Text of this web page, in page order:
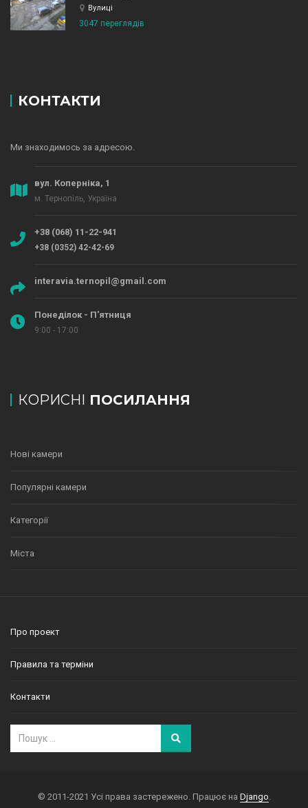
Вулиці
3047 переглядів
КОНТАКТИ
Ми знаходимось за адресою.
вул. Коперніка, 1
м. Тернопіль, Україна
+38 (068) 11-22-941
+38 (0352) 42-42-69
interavia.ternopil@gmail.com
Понеділок - П'ятниця
9:00 - 17:00
КОРИСНІ ПОСИЛАННЯ
Нові камери
Популярні камери
Категорії
Міста
Про проект
Правила та терміни
Контакти
© 2011-2021 Усі права застережено. Працює на Django.